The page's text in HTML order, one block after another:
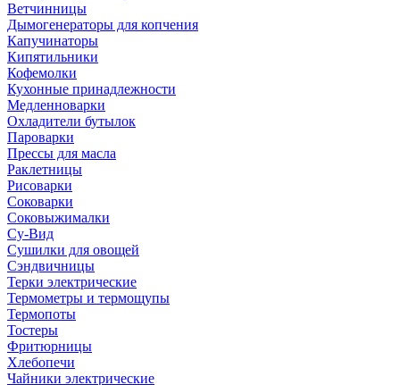
Ветчинницы
Дымогенераторы для копчения
Капучинаторы
Кипятильники
Кофемолки
Кухонные принадлежности
Медленноварки
Охладители бутылок
Пароварки
Прессы для масла
Раклетницы
Рисоварки
Соковарки
Соковыжималки
Су-Вид
Сушилки для овощей
Сэндвичницы
Терки электрические
Термометры и термощупы
Термопоты
Тостеры
Фритюрницы
Хлебопечи
Чайники электрические